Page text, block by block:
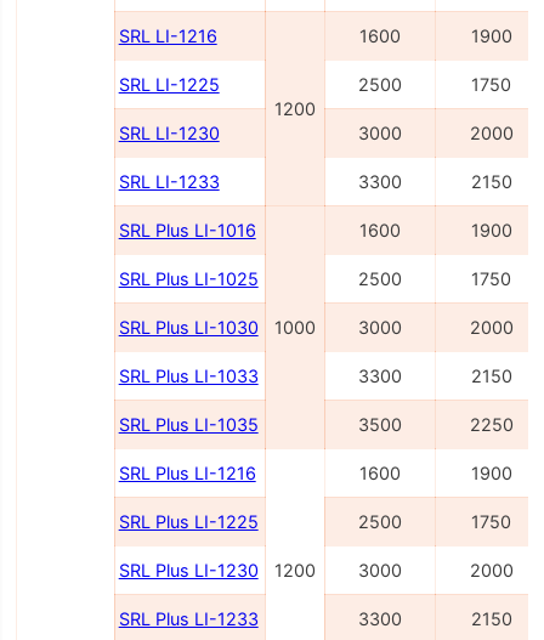
SRL LI-1216
1200
1600 1900
SRL LI-1225 2500 1750
SRL LI-1230 3000 2000
SRL LI-1233 3300 2150
SRL Plus LI-1016
1000
1600 1900
SRL Plus LI-1025 2500 1750
SRL Plus LI-1030 3000 2000
SRL Plus LI-1033 3300 2150
SRL Plus LI-1035 3500 2250
SRL Plus LI-1216
1200
1600 1900
SRL Plus LI-1225 2500 1750
SRL Plus LI-1230 3000 2000
SRL Plus LI-1233 3300 2150